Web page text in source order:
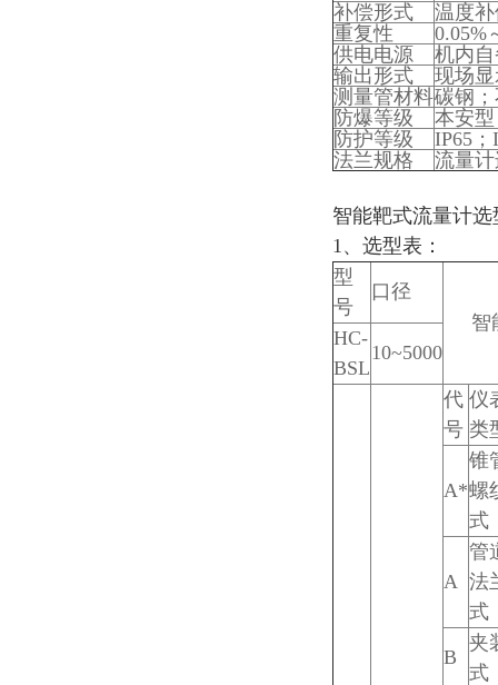
补偿形式
温度
重复性
0.05%
供电电源
机内
输出形式
现场显
测量管材料碳钢
防爆等级
本安
防护等级
IP65；
法兰规格
流量
智能靶式流量计
1、选型表：
型
号
口径
智
HC-
BSL
10~5000
代
号
仪
类
A*
锥
螺
式
A
管
法
式
B
夹
式